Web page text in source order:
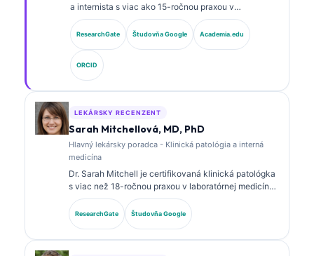
a internista s viac ako 15-ročnou praxou v
laboratórnej medicíne a analýze klinických údajov s
podporou AI. Ako hlavný lekársky riaditeľ v
spoločnosti Kantesti AI poskytuje klinický dohľad nad
medicínskou presnosťou proprietárnej neurónovej
siete. Dr. Klein publikoval rozsiahle práce o
interpretácii biomarkerov a laboratórnej diagnostike v
oblasti laboratórnej medicíny.
ResearchGate Študovňa Google Academia.edu
ORCID
LEKÁRSKY RECENZENT
Sarah Mitchellová, MD, PhD
Hlavný lekársky poradca - Klinická patológia a interná
medicína
Dr. Sarah Mitchell je certifikovaná klinická patológka
s viac než 18-ročnou praxou v laboratórnej medicíne
a diagnostickej analýze. Má špecializované
certifikácie v klinickej biochémii a rozsiahle
publikovala o paneloch biomarkerov a laboratórnej
ResearchGate Študovňa Google